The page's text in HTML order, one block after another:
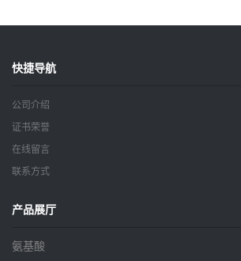
快捷导航
公司介绍
证书荣誉
在线留言
联系方式
产品展厅
氨基酸